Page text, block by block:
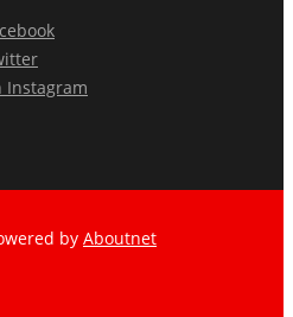
Instagram
by Aboutnet